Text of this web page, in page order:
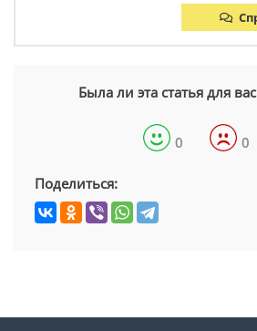
Была ли эта статья для
0 0
Поделиться: